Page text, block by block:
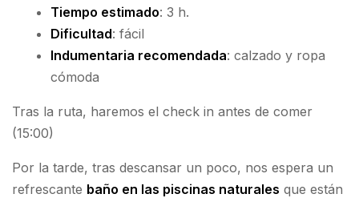
Tiempo estimado: 3 h.
Dificultad: fácil
Indumentaria recomendada: calzado y ropa
cómoda
Tras la ruta, haremos el check in antes de comer
(15:00)
Por la tarde, tras descansar un poco, nos espera un
refrescante baño en las piscinas naturales que están